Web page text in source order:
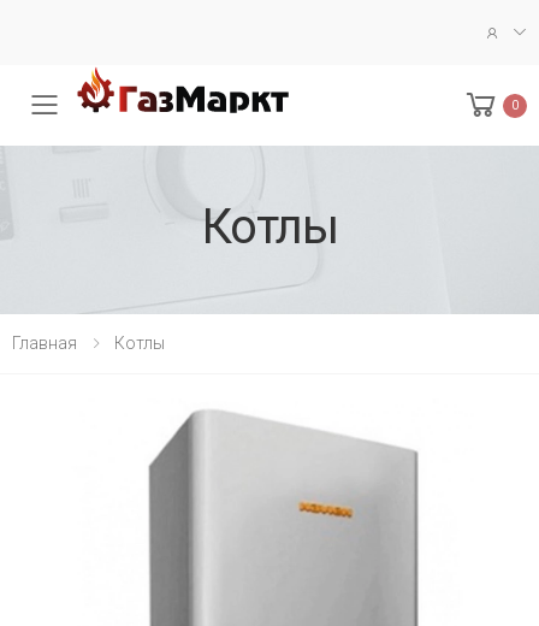
Меню 0
Котлы
Главная Котлы